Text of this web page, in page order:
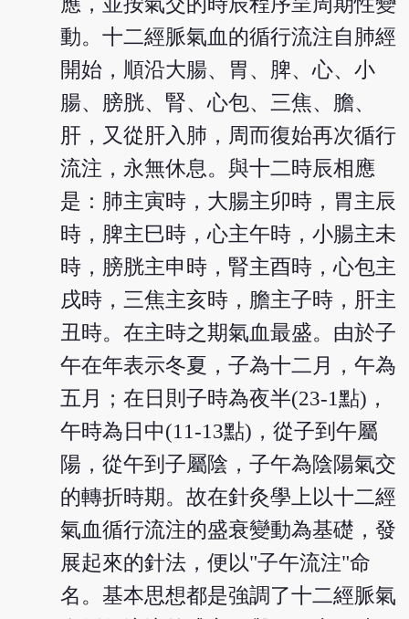
動。十二經脈氣血的循行流注自肺經
開始，順沿大腸、胃、脾、心、小
腸、膀胱、腎、心包、三焦、膽、
肝，又從肝入肺，周而復始再次循行
流注，永無休息。與十二時辰相應
是：肺主寅時，大腸主卯時，胃主辰
時，脾主巳時，心主午時，小腸主未
時，膀胱主申時，腎主酉時，心包主
戌時，三焦主亥時，膽主子時，肝主
丑時。在主時之期氣血最盛。由於子
午在年表示冬夏，子為十二月，午為
五月；在日則子時為夜半(23-1點)，
午時為日中(11-13點)，從子到午屬
陽，從午到子屬陰，子午為陰陽氣交
的轉折時期。故在針灸學上以十二經
氣血循行流注的盛衰變動為基礎，發
展起來的針法，便以"子午流注"命
名。基本思想都是強調了十二經脈氣